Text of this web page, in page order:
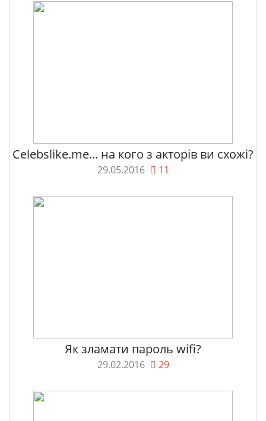
Celebslike.me... на кого з акторів ви схожі?
29.05.2016 11
Як зламати пароль wifi?
29.02.2016 29